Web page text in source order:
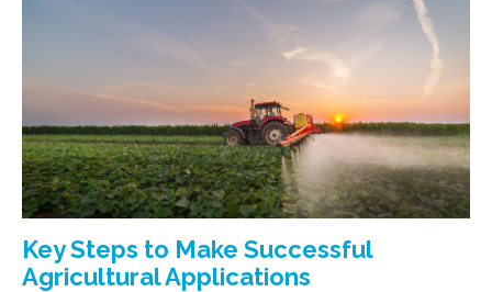
Key Steps to Make Successful
Agricultural Applications